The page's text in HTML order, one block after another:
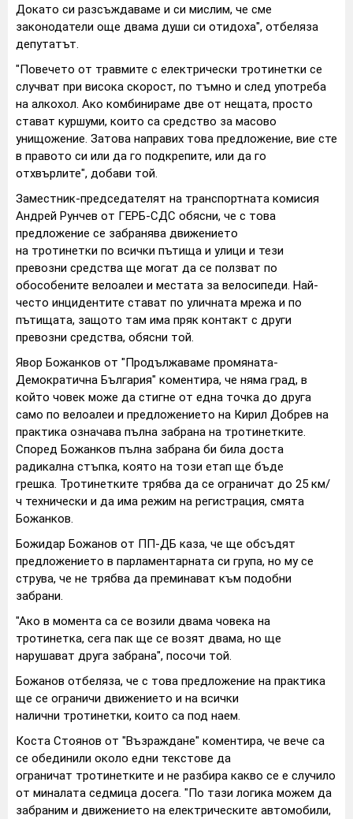
Докато си разсъждаваме и си мислим, че сме
законодатели още двама души си отидоха", отбеляза
депутатът.
"Повечето от травмите с електрически тротинетки се
случват при висока скорост, по тъмно и след употреба
на алкохол. Ако комбинираме две от нещата, просто
стават куршуми, които са средство за масово
унищожение. Затова направих това предложение, вие сте
в правото си или да го подкрепите, или да го
отхвърлите", добави той.
Заместник-председателят на транспортната комисия
Андрей Рунчев от ГЕРБ-СДС обясни, че с това
предложение се забранява движението
на тротинетки по всички пътища и улици и тези
превозни средства ще могат да се ползват по
обособените велоалеи и местата за велосипеди. Най-
често инцидентите стават по уличната мрежа и по
пътищата, защото там има пряк контакт с други
превозни средства, обясни той.
Явор Божанков от "Продължаваме промяната-
Демократична България" коментира, че няма град, в
който човек може да стигне от една точка до друга
само по велоалеи и предложението на Кирил Добрев на
практика означава пълна забрана на тротинетките.
Според Божанков пълна забрана би била доста
радикална стъпка, която на този етап ще бъде
грешка. Тротинетките трябва да се ограничат до 25 км/
ч технически и да има режим на регистрация, смята
Божанков.
Божидар Божанов от ПП-ДБ каза, че ще обсъдят
предложението в парламентарната си група, но му се
струва, че не трябва да преминават към подобни
забрани.
"Ако в момента са се возили двама човека на
тротинетка, сега пак ще се возят двама, но ще
нарушават друга забрана", посочи той.
Божанов отбеляза, че с това предложение на практика
ще се ограничи движението и на всички
налични тротинетки, които са под наем.
Коста Стоянов от "Възраждане" коментира, че вече са
се обединили около едни текстове да
ограничат тротинетките и не разбира какво се е случило
от миналата седмица досега. "По тази логика можем да
забраним и движението на електрическите автомобили,